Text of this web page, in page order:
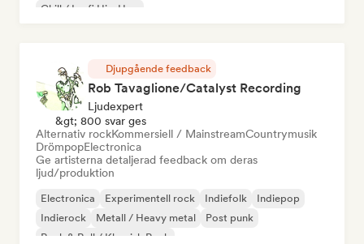
Chill / Lo-fi Hip-Hop
Djupgående feedback
Rob Tavaglione/Catalyst Recording
Ljudexpert
&gt; 800 svar ges
Alternativ rockKommersiell / MainstreamCountrymusik
DrömpopElectronica
Ge artisterna detaljerad feedback om deras
ljud/produktion
Electronica Experimentell rock Indiefolk
Indiepop
Indierock
Metall / Heavy metal
Post punk
Rock & Roll / Klassisk Rock